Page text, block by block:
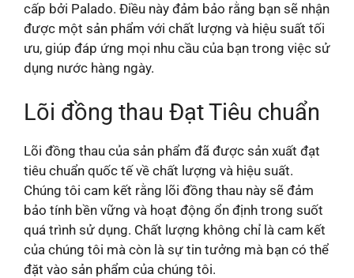
cấp bởi Palado. Điều này đảm bảo rằng bạn sẽ nhận
được một sản phẩm với chất lượng và hiệu suất tối
ưu, giúp đáp ứng mọi nhu cầu của bạn trong việc sử
dụng nước hàng ngày.
Lõi đồng thau Đạt Tiêu chuẩn
Lõi đồng thau của sản phẩm đã được sản xuất đạt
tiêu chuẩn quốc tế về chất lượng và hiệu suất.
Chúng tôi cam kết rằng lõi đồng thau này sẽ đảm
bảo tính bền vững và hoạt động ổn định trong suốt
quá trình sử dụng. Chất lượng không chỉ là cam kết
của chúng tôi mà còn là sự tin tưởng mà bạn có thể
đặt vào sản phẩm của chúng tôi.